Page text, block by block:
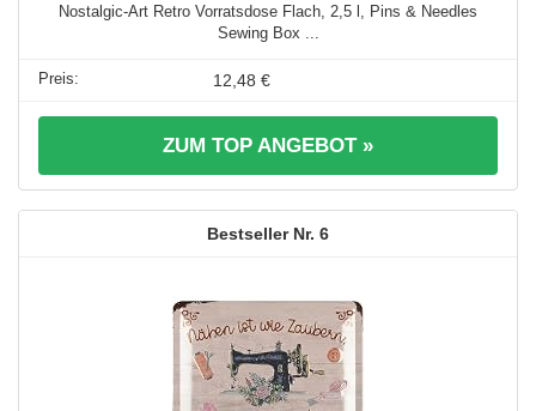
Nostalgic-Art Retro Vorratsdose Flach, 2,5 l, Pins & Needles
Sewing Box ...
12,48 €
ZUM TOP ANGEBOT »
6